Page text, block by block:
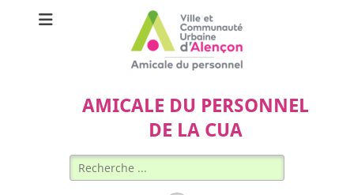
AMICALE DU PERSONNEL
DE LA CUA
Rechercher :